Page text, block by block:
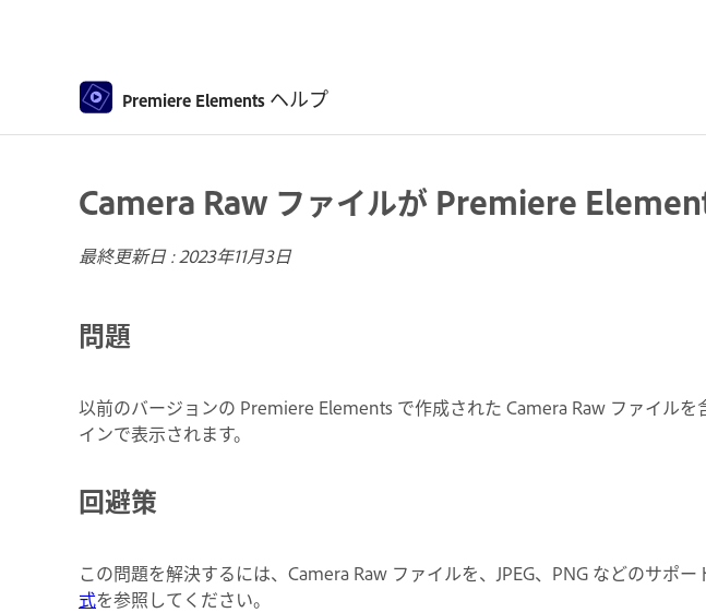
Premiere Elements ヘルプ
Camera Raw ファイルが Premiere
最終更新日 :2023年11月3日
問題
以前のバージョンの Premiere Elements で作成された Camera Raw ファイル
インで表示されます。
回避策
この問題を解決するには、Camera Raw ファイルを、JPEG、PNG などのサポ
式を参照してください。